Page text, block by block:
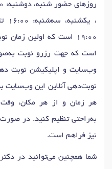
19:00 است که اولین زمان نوبت دهی نساء سعیدی برای
است که جهت رزرو نوبت
وب‌سایت و اپلیکیشن نوبت
نوبت‌دهی آنلاین این وب‌سایت
هر زمان و از هر مکان، وقت
به‌راحتی تنظیم کنید. در
نیز فراهم است.
شما همچنین می‌توانید در